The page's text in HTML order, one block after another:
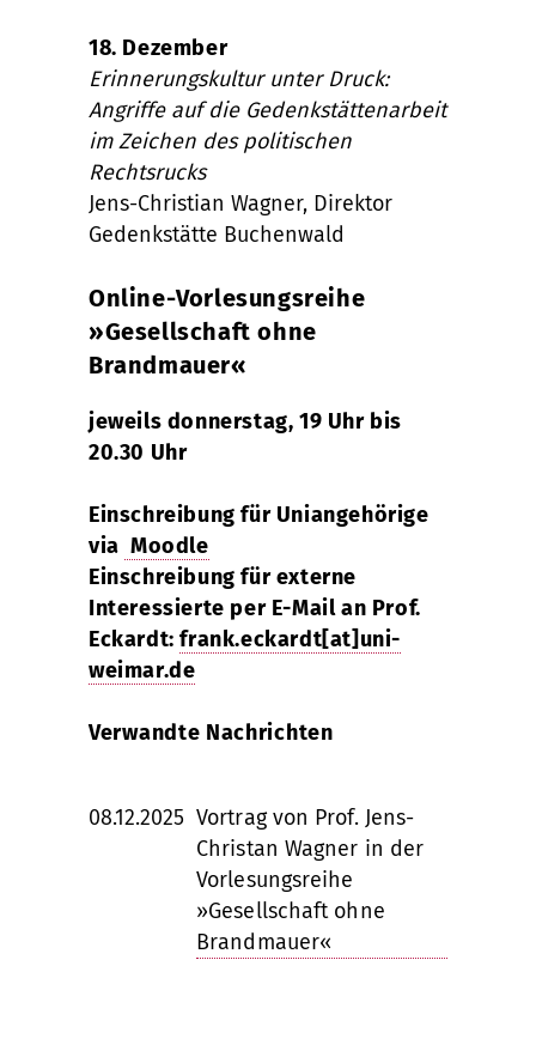
18. Dezember
Erinnerungskultur unter Druck:
Angriffe auf die Gedenkstättenarbeit
im Zeichen des politischen
Rechtsrucks
Jens-Christian Wagner, Direktor
Gedenkstätte Buchenwald
Online-Vorlesungsreihe
»Gesellschaft ohne
Brandmauer«
jeweils donnerstag, 19 Uhr bis
20.30 Uhr
Einschreibung für Uniangehörige
via Moodle
Einschreibung für externe
Interessierte per E-Mail an Prof.
Eckardt:frank.eckardt[at]uni-
weimar.de
Verwandte Nachrichten
08.12.2025 Vortrag von Prof. Jens-
Christan Wagner in der
Vorlesungsreihe
»Gesellschaft ohne
Brandmauer«